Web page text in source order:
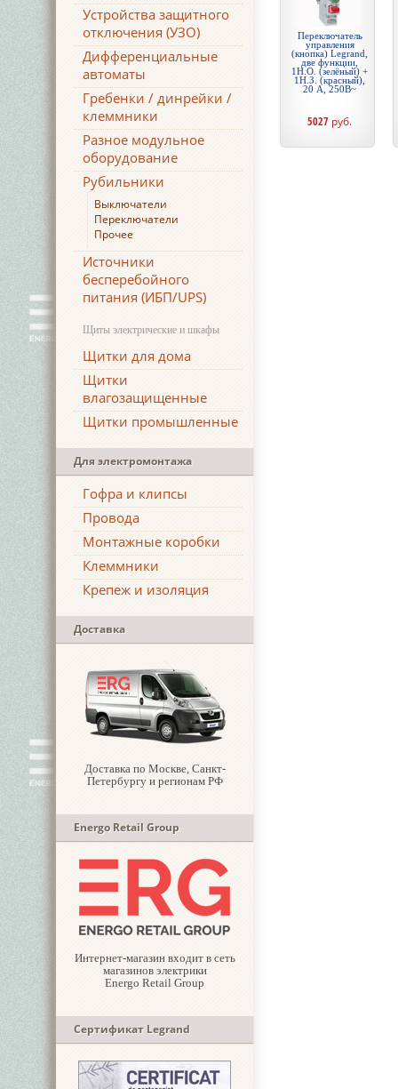
Устройства защитного
отключения (УЗО)
Дифференциальные
автоматы
Гребенки / динрейки /
клеммники
Разное модульное
оборудование
Рубильники
Выключатели
Переключатели
Прочее
Источники
бесперебойного
питания (ИБП/UPS)
Щиты электрические и шкафы
Щитки для дома
Щитки
влагозащищенные
Щитки промышленные
Для электромонтажа
Гофра и клипсы
Провода
Монтажные коробки
Клеммники
Крепеж и изоляция
Доставка
Доставка по Москве, Санкт-
Петербургу и регионам РФ
Energo Retail Group
Интернет-магазин входит в сеть
магазинов электрики
Energo Retail Group
Сертификат Legrand
Переключатель
управления
(кнопка) Legrand,
две функции,
1Н.О. (зелёный) +
1Н.З. (красный),
20 А, 250В~
5027 руб.